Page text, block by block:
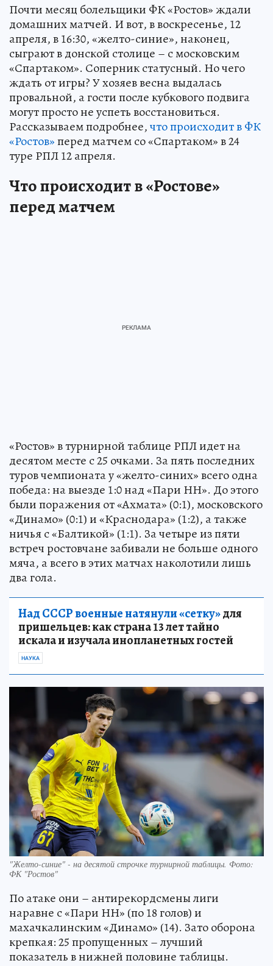
Почти месяц болельщики ФК «Ростов» ждали
домашних матчей. И вот, в воскресенье, 12
апреля, в 16:30, «желто-синие», наконец,
сыграют в донской столице – с московским
«Спартаком». Соперник статусный. Но чего
ждать от игры? У хозяев весна выдалась
провальной, а гости после кубкового подвига
могут просто не успеть восстановиться.
Рассказываем подробнее,что происходит в ФК
«Ростов»перед матчем со «Спартаком» в 24
туре РПЛ 12 апреля.
Что происходит в «Ростове»
перед матчем
«Ростов» в турнирной таблице РПЛ идет на
десятом месте с 25 очками. За пять последних
туров чемпионата у «желто-синих» всего одна
победа: на выезде 1:0 над «Пари НН». До этого
были поражения от «Ахмата» (0:1), московского
«Динамо» (0:1) и «Краснодара» (1:2), а также
ничья с «Балтикой» (1:1). За четыре из пяти
встреч ростовчане забивали не больше одного
мяча, а всего в этих матчах наколотили лишь
два гола.
Над СССР военные натянули «сетку»для
пришельцев: как страна 13 лет тайно
искала и изучала инопланетных гостей
НАУКА
"Желто-синие" - на десятой строчке турнирной таблицы. Фото:
ФК "Ростов"
По атаке они – антирекордсмены лиги
наравне с «Пари НН» (по 18 голов) и
махачкалинским «Динамо» (14). Зато оборона
крепкая: 25 пропущенных – лучший
показатель в нижней половине таблицы.